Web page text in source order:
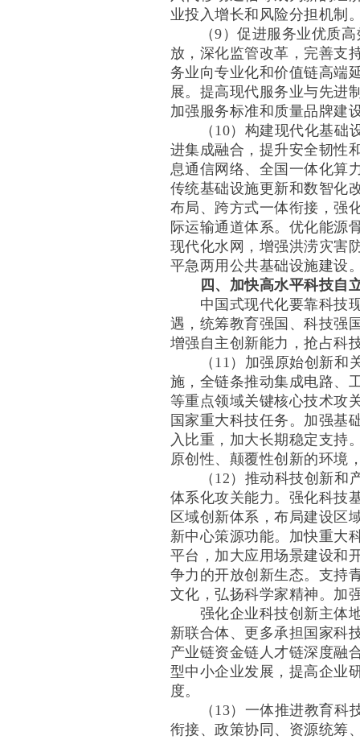
业投入增长和风险分担机制
（9）促进服务业优质高
放，深化监管改革，完善支
务业向专业化和价值链高端
展。提高现代服务业与先进
加强服务标准和质量品牌建
（10）构建现代化基础设
进集成融合，提升安全韧性
息通信网络、全国一体化算
传统基础设施更新和数智化
布局、跨方式一体衔接，强
际运输通道体系。优化能源
现代化水网，增强洪涝灾害
平急两用公共基础设施建设
四、加快高水平科技自
中国式现代化要靠科技现
遇，统筹教育强国、科技强
增强自主创新能力，抢占科
（11）加强原始创新和关
施，全链条推动集成电路、
等重点领域关键核心技术攻
国家重大科技任务。加强基
入比重，加大长期稳定支持
原创性、颠覆性创新的环境
（12）推动科技创新和产
体系化攻关能力。强化科技
区域创新体系，布局建设区
新中心策源功能。加快重大
平台，加大应用场景建设和
争力的开放创新生态。支持
文化，弘扬科学家精神。加
强化企业科技创新主体地
新联合体、更多承担国家科
产业链资金链人才链深度融
型中小企业发展，提高企业
度。
（13）一体推进教育科技
衔接、政策协同、资源统筹